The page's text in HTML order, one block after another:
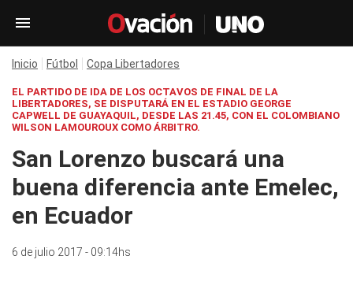
Inicio Fútbol Copa Libertadores
EL PARTIDO DE IDA DE LOS OCTAVOS DE FINAL DE LA
LIBERTADORES, SE DISPUTARÁ EN EL ESTADIO GEORGE
CAPWELL DE GUAYAQUIL, DESDE LAS 21.45, CON EL COLOMBIANO
WILSON LAMOUROUX COMO ÁRBITRO.
San Lorenzo buscará una
buena diferencia ante Emelec,
en Ecuador
6 de julio 2017 - 09:14hs